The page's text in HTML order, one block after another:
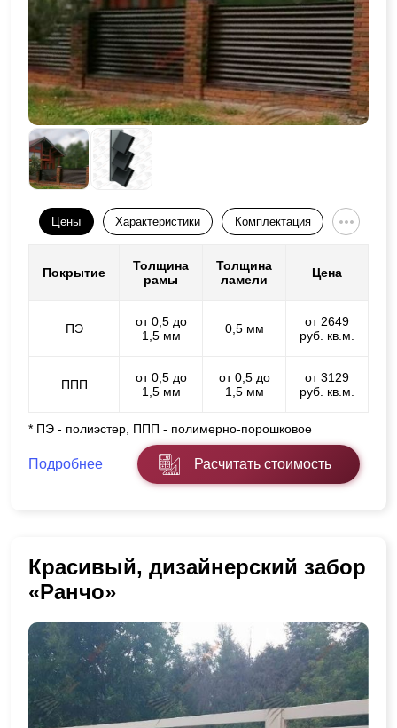
Цены Характеристики Комплектация
Покрытие
Толщина
рамы
Толщина
ламели
Цена
ПЭ
от 0,5 до
1,5 мм
0,5 мм
от 2649
руб. кв.м.
ППП
от 0,5 до
1,5 мм
от 0,5 до
1,5 мм
от 3129
руб. кв.м.
* ПЭ - полиэстер, ППП - полимерно-порошковое
Подробнее Расчитать стоимость
Красивый, дизайнерский забор
«Ранчо»